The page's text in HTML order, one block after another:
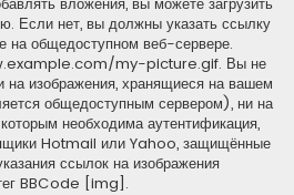
Если нет, вы должны указать ссылку
на общедоступном веб-сервере.
my-picture.gif. Вы не
на изображения, хранящиеся на вашем
общедоступным сервером), ни на
необходима аутентификация,
Hotmail или Yahoo, защищённые
ссылок на изображения
BBCode [img].